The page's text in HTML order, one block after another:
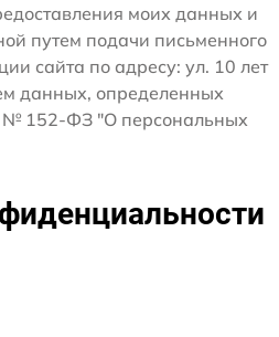
моих данных и
путем подачи письменного
сайта по адресу: ул. 10 лет
данных, определенных
152-ФЗ "О персональных